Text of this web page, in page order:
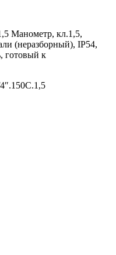
Манометр, кл.1,5,
(неразборный), IP54,
готовый к